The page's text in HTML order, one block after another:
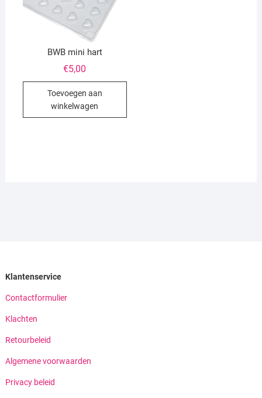
BWB mini hart
€5,00
Toevoegen aan
winkelwagen
Klantenservice
Contactformulier
Klachten
Retourbeleid
Algemene voorwaarden
Privacy beleid